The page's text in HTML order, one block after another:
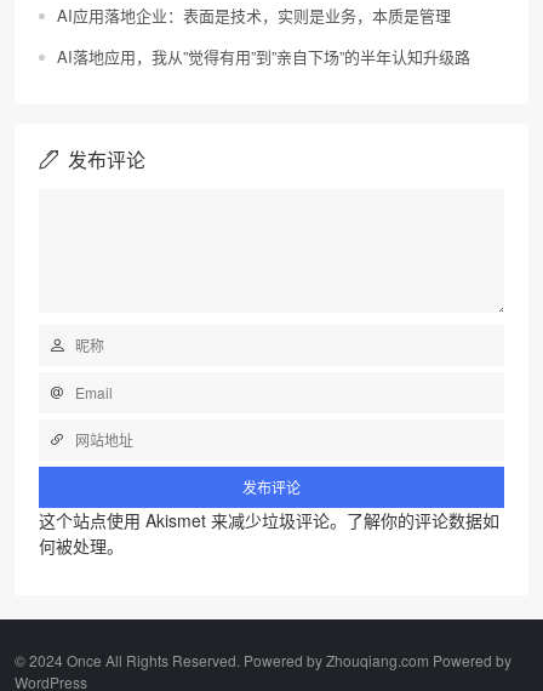
AI应用落地企业：表面是技术，实则是业务，本质是管理
AI落地应用，我从”觉得有用”到”亲自下场”的半年认知升级路
发布评论
这个站点使用 Akismet 来减少垃圾评论。 了解你的评论数据如
何被处理。
©️ 2024 Once All Rights Reserved. Powered by Zhouqiang.com Powered by
WordPress